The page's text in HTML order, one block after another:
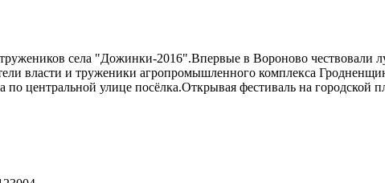
тружеников села "Дожинки-2016".Впервые в Вороново
власти и труженики агропромышленного комплекса
центральной улице посёлка.Открывая фестиваль на городской